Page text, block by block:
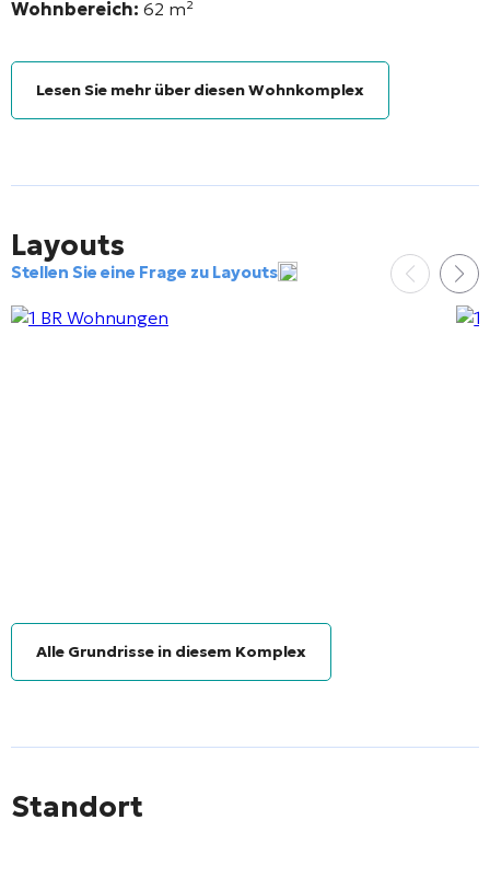
Wohnbereich: 62 m²
Lesen Sie mehr über diesen Wohnkomplex
Layouts
Stellen Sie eine Frage zu Layouts
Alle Grundrisse in diesem Komplex
Standort